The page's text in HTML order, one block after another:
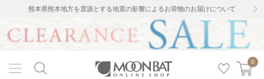
熊本県熊本地方を震源とする地震の影響によるお荷物のお届けについて
0